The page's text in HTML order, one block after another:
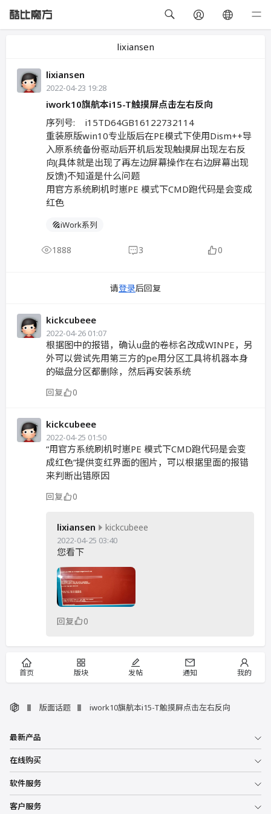
lixiansen
lixiansen
2022-04-23 19:28
iwork10旗航本i15-T触摸屏点击左右反向
序列号: i15TD64GB16122732114
重装原版win10专业版后在PE模式下使用Dism++导
入原系统备份驱动后开机后发现触摸屏出现左右反
向(具体就是出现了再左边屏幕操作在右边屏幕出现
反馈)不知道是什么问题
用官方系统刷机时崽PE 模式下CMD跑代码是会变成
红色
iWork系列
1888 3 0
请登录后回复
kickcubeee
2022-04-26 01:07
根据图中的报错，确认u盘的卷标名改成WINPE，另
外可以尝试先用第三方的pe用分区工具将机器本身
的磁盘分区都删除，然后再安装系统
回复 0
kickcubeee
2022-04-25 01:50
“用官方系统刷机时崽PE 模式下CMD跑代码是会变
成红色”提供变红界面的图片，可以根据里面的报错
来判断出错原因
回复 0
lixiansen kickcubeee
2022-04-25 03:40
您看下
回复 0
首页 版块 发帖 通知 我的
版面话题 iwork10旗航本i15-T触摸屏点击左右反向
最新产品
在线购买
软件服务
客户服务